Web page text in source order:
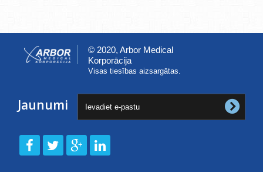
© 2020, Arbor Medical
Korporācija
Visas tiesības aizsargātas.
Jaunumi